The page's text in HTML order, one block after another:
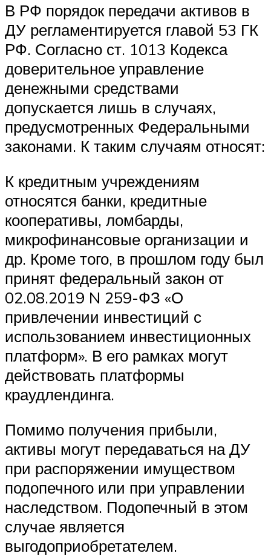
В РФ порядок передачи активов в
ДУ регламентируется главой 53 ГК
РФ. Согласно ст. 1013 Кодекса
доверительное управление
денежными средствами
допускается лишь в случаях,
предусмотренных Федеральными
законами. К таким случаям относят:
К кредитным учреждениям
относятся банки, кредитные
кооперативы, ломбарды,
микрофинансовые организации и
др. Кроме того, в прошлом году был
принят федеральный закон от
02.08.2019 N 259-ФЗ «О
привлечении инвестиций с
использованием инвестиционных
платформ». В его рамках могут
действовать платформы
краудлендинга.
Помимо получения прибыли,
активы могут передаваться на ДУ
при распоряжении имуществом
подопечного или при управлении
наследством. Подопечный в этом
случае является
выгодоприобретателем.